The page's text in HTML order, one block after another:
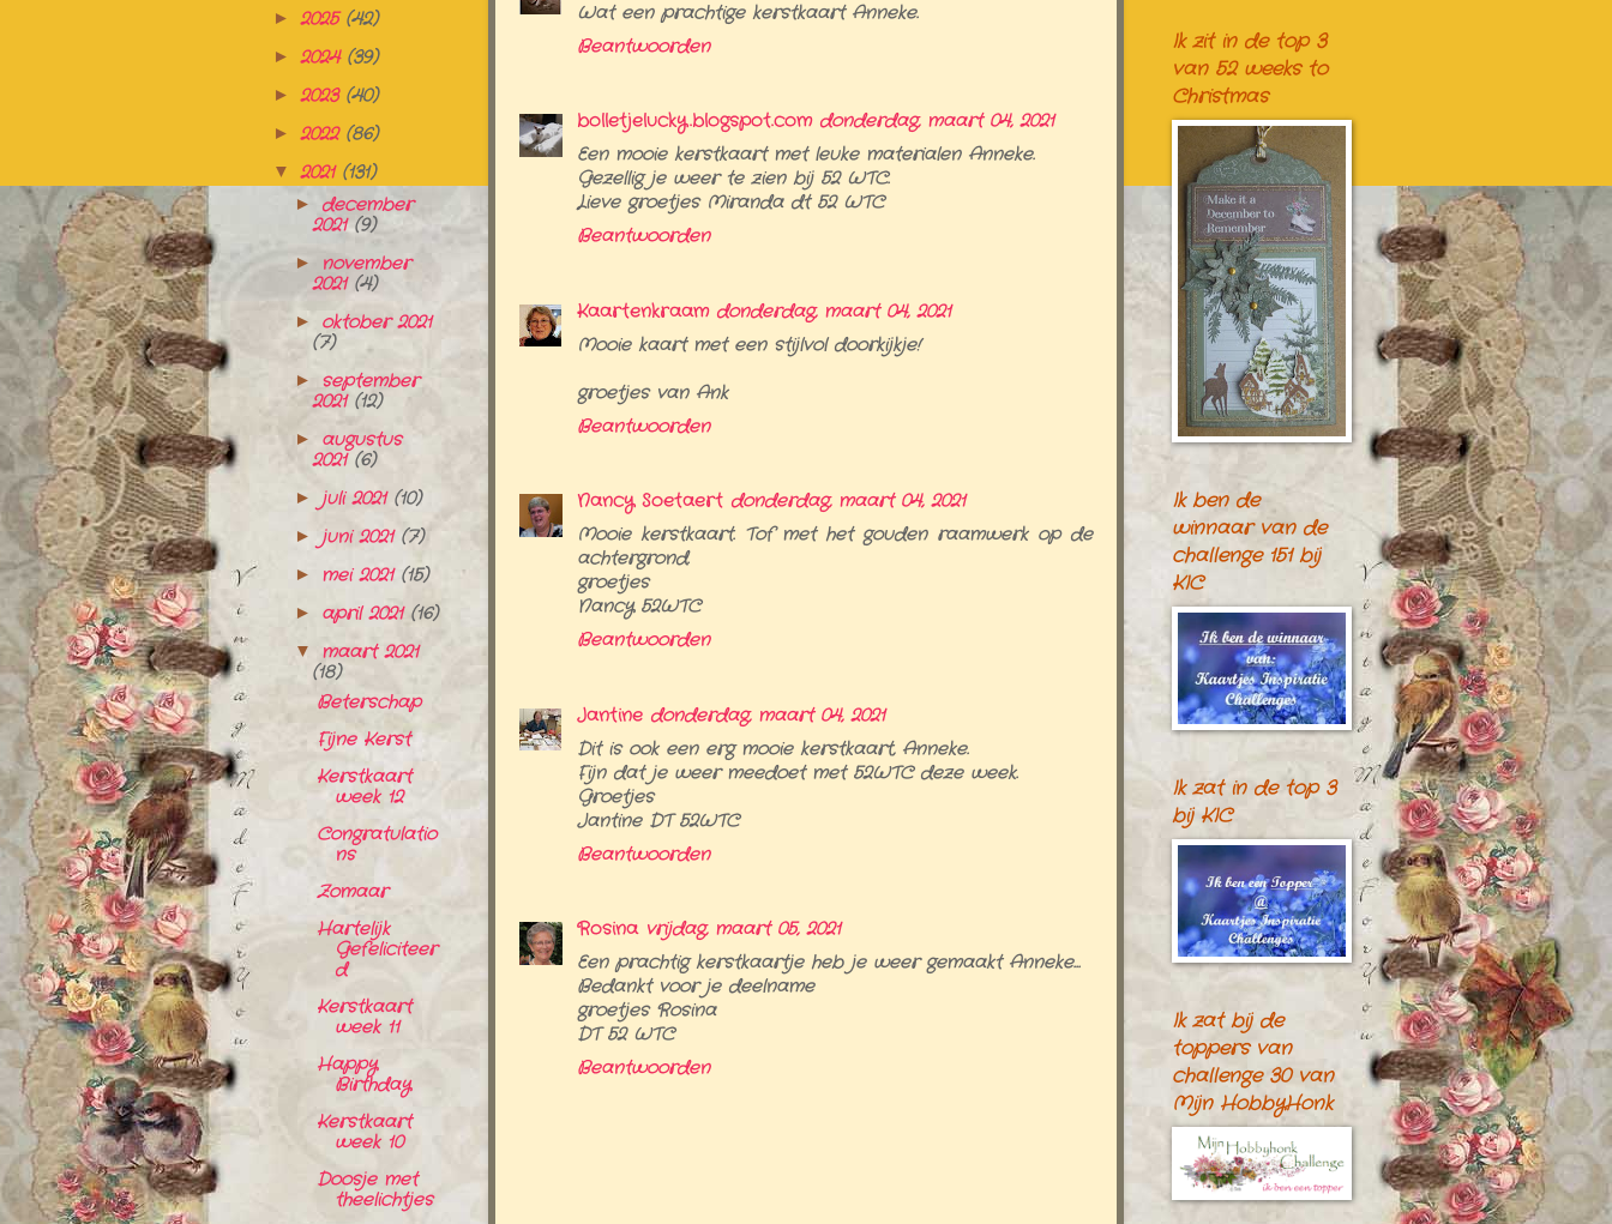
Wat een prachtige kerstkaart Anneke.
Beantwoorden
bolletjelucky.blogspot.com donderdag, maart 04, 2021
Een mooie kerstkaart met leuke materialen Anneke.
Gezellig je weer te zien bij 52 WTC.
Lieve groetjes Miranda dt 52 WTC
Beantwoorden
Kaartenkraam donderdag, maart 04, 2021
Mooie kaart met een stijlvol doorkijkje!
groetjes van Ank
Beantwoorden
Nancy Soetaert donderdag, maart 04, 2021
Mooie kerstkaart. Tof met het gouden raamwerk op de
achtergrond.
groetjes
Nancy 52WTC
Beantwoorden
Jantine donderdag, maart 04, 2021
Dit is ook een erg mooie kerstkaart, Anneke.
Fijn dat je weer meedoet met 52WTC deze week.
Groetjes
Jantine DT 52WTC
Beantwoorden
Rosina vrijdag, maart 05, 2021
Een prachtig kerstkaartje heb je weer gemaakt Anneke...
Bedankt voor je deelname
groetjes Rosina
DT 52 WTC
Beantwoorden
► 2025(42)
► 2024 (39)
► 2023 (40)
► 2022 (86)
▼ 2021 (131)
► december
2021(9)
►
november
2021 (4)
► oktober 2021
(7)
► september
2021 (12)
► augustus
2021 (6)
► juli 2021 (10)
► juni 2021 (7)
► mei 2021 (15)
► april 2021 (16)
▼ maart 2021
(18)
Beterschap
Fijne Kerst
Kerstkaart
week 12
Congratulatio
ns
Zomaar
Hartelijk
Gefeliciteer
d
Kerstkaart
week 11
Happy
Birthday
Kerstkaart
week 10
Doosje met
theelichtjes
Ik zit in de top 3
van 52 weeks to
Christmas
Ik ben de
winnaar van de
challenge 151 bij
KIC
Ik zat in de top 3
bij KIC
Ik zat bij de
toppers van
challenge 30 van
Mijn HobbyHonk